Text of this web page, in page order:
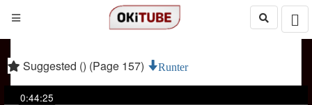
Suggested () (Page 157) Runter
0:44:25